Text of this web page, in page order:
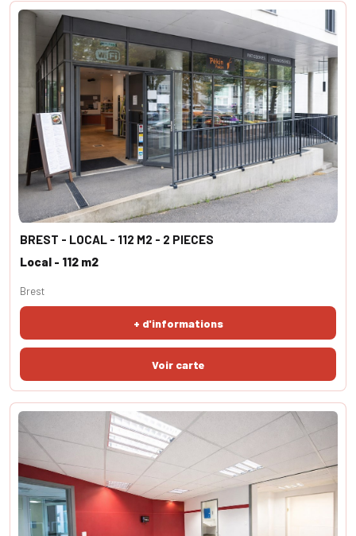
BREST - LOCAL - 112 M2 - 2 PIECES
Local - 112 m2
+ d'informations
Brest